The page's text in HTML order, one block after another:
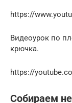
https://
Видеоурок по
крючка.
https://
Собираем